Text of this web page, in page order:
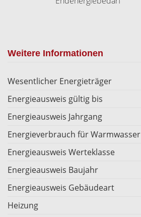
Weitere Informationen
Wesentlicher Energieträger
Energieausweis gültig bis
Energieausweis Jahrgang
Energieverbrauch für Warmwasser
Energieausweis Werteklasse
Energieausweis Baujahr
Energieausweis Gebäudeart
Heizung